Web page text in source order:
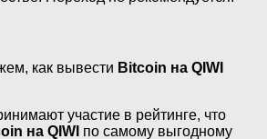
как вывести Bitcoin на QIWI
участие в рейтинге, что
на QIWI по самому выгодному